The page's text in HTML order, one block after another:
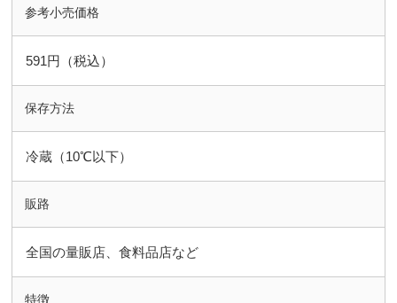
参考小売価格
591円（税込）
保存方法
冷蔵（10℃以下）
販路
全国の量販店、食料品店など
特徴